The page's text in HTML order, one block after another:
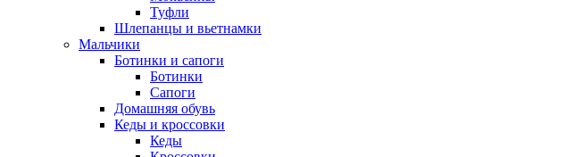
Туфли
Шлепанцы и вьетнамки
Мальчики
Ботинки и сапоги
Ботинки
Сапоги
Домашняя обувь
Кеды и кроссовки
Кеды